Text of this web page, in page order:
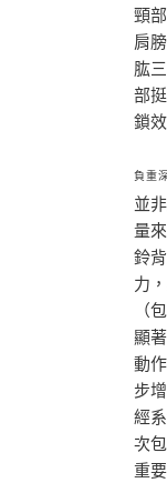
頸
肩
肱
部
鎖
負重
並
量
鈴
力
（
顯
動
步
經
次
重